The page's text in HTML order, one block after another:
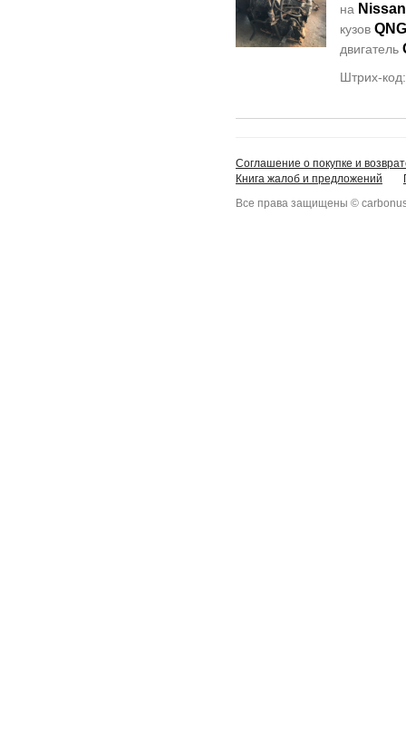
на
кузов
двигатель
Штрих-
Соглашение о покупке и
Книга жалоб и предложений
Все права защищены ©